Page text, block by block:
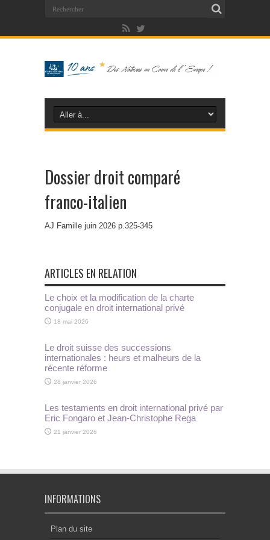
Dossier droit comparé
franco-italien
AJ Famille juin 2026 p.325-345
ARTICLES EN RELATION
Le choix et la modification de la charte
conjugale en droit international privé
18 mai 2026
Le droit suisse des successions
internationales : heurs et malheurs de la
récente réforme
28 janvier 2026
Les testaments en droit international privé par
Eric Fongaro et Jean-Christophe Rega
21 janvier 2026
INFORMATIONS
Plan du site